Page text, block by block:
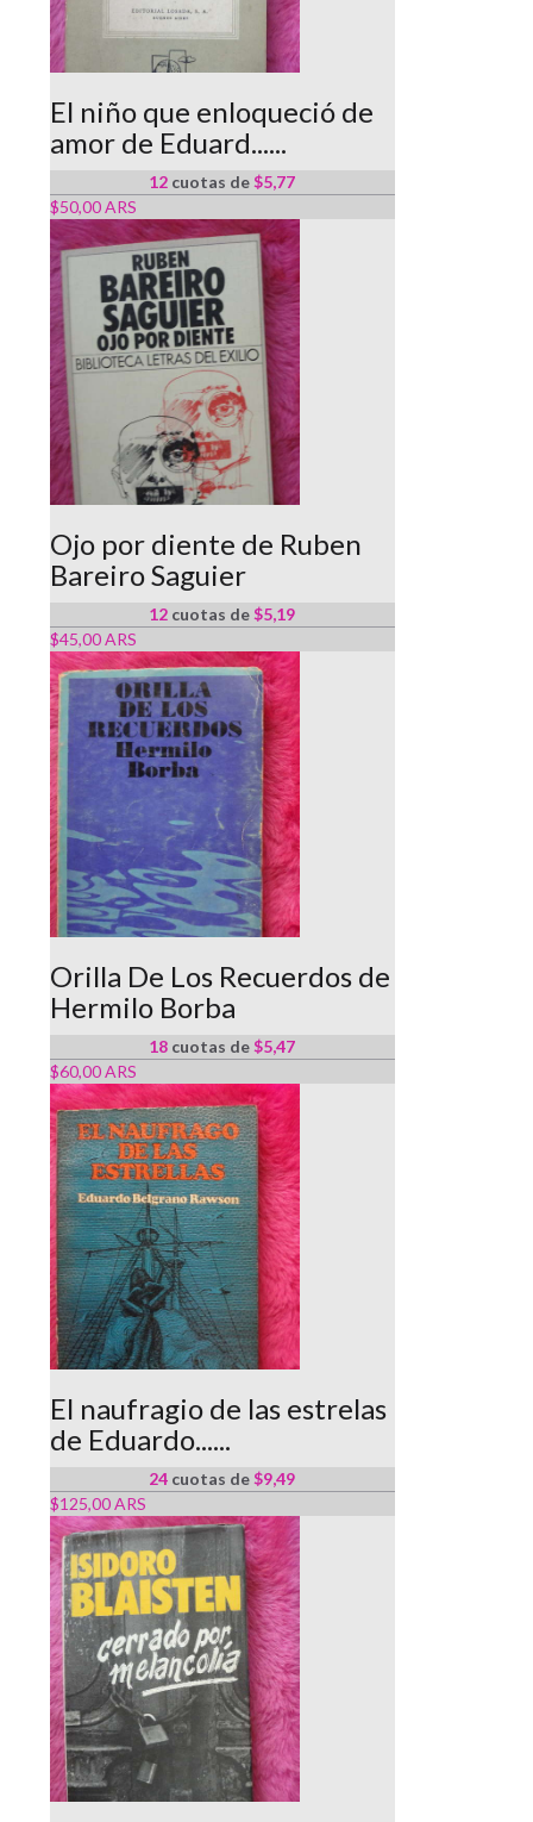
El niño que enloqueció de
amor de Eduard......
12 cuotas de$5,77
$50,00 ARS
Ojo por diente de Ruben
Bareiro Saguier
12 cuotas de$5,19
$45,00 ARS
Orilla De Los Recuerdos de
Hermilo Borba
18 cuotas de$5,47
$60,00 ARS
El naufragio de las estrelas
de Eduardo......
24 cuotas de$9,49
$125,00 ARS